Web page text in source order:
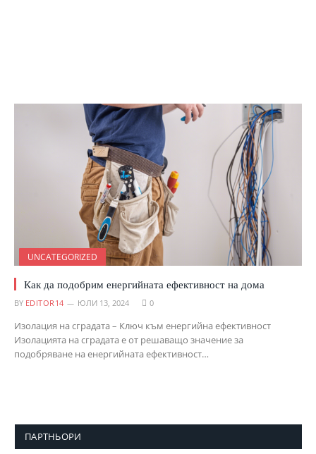
UNCATEGORIZED
Как да подобрим енергийната ефективност на дома
BY EDITOR14 ЮЛИ 13, 2024 0
Изолация на сградата – Ключ към енергийна ефективност
Изолацията на сградата е от решаващо значение за
подобряване на енергийната ефективност…
ПАРТНЬОРИ